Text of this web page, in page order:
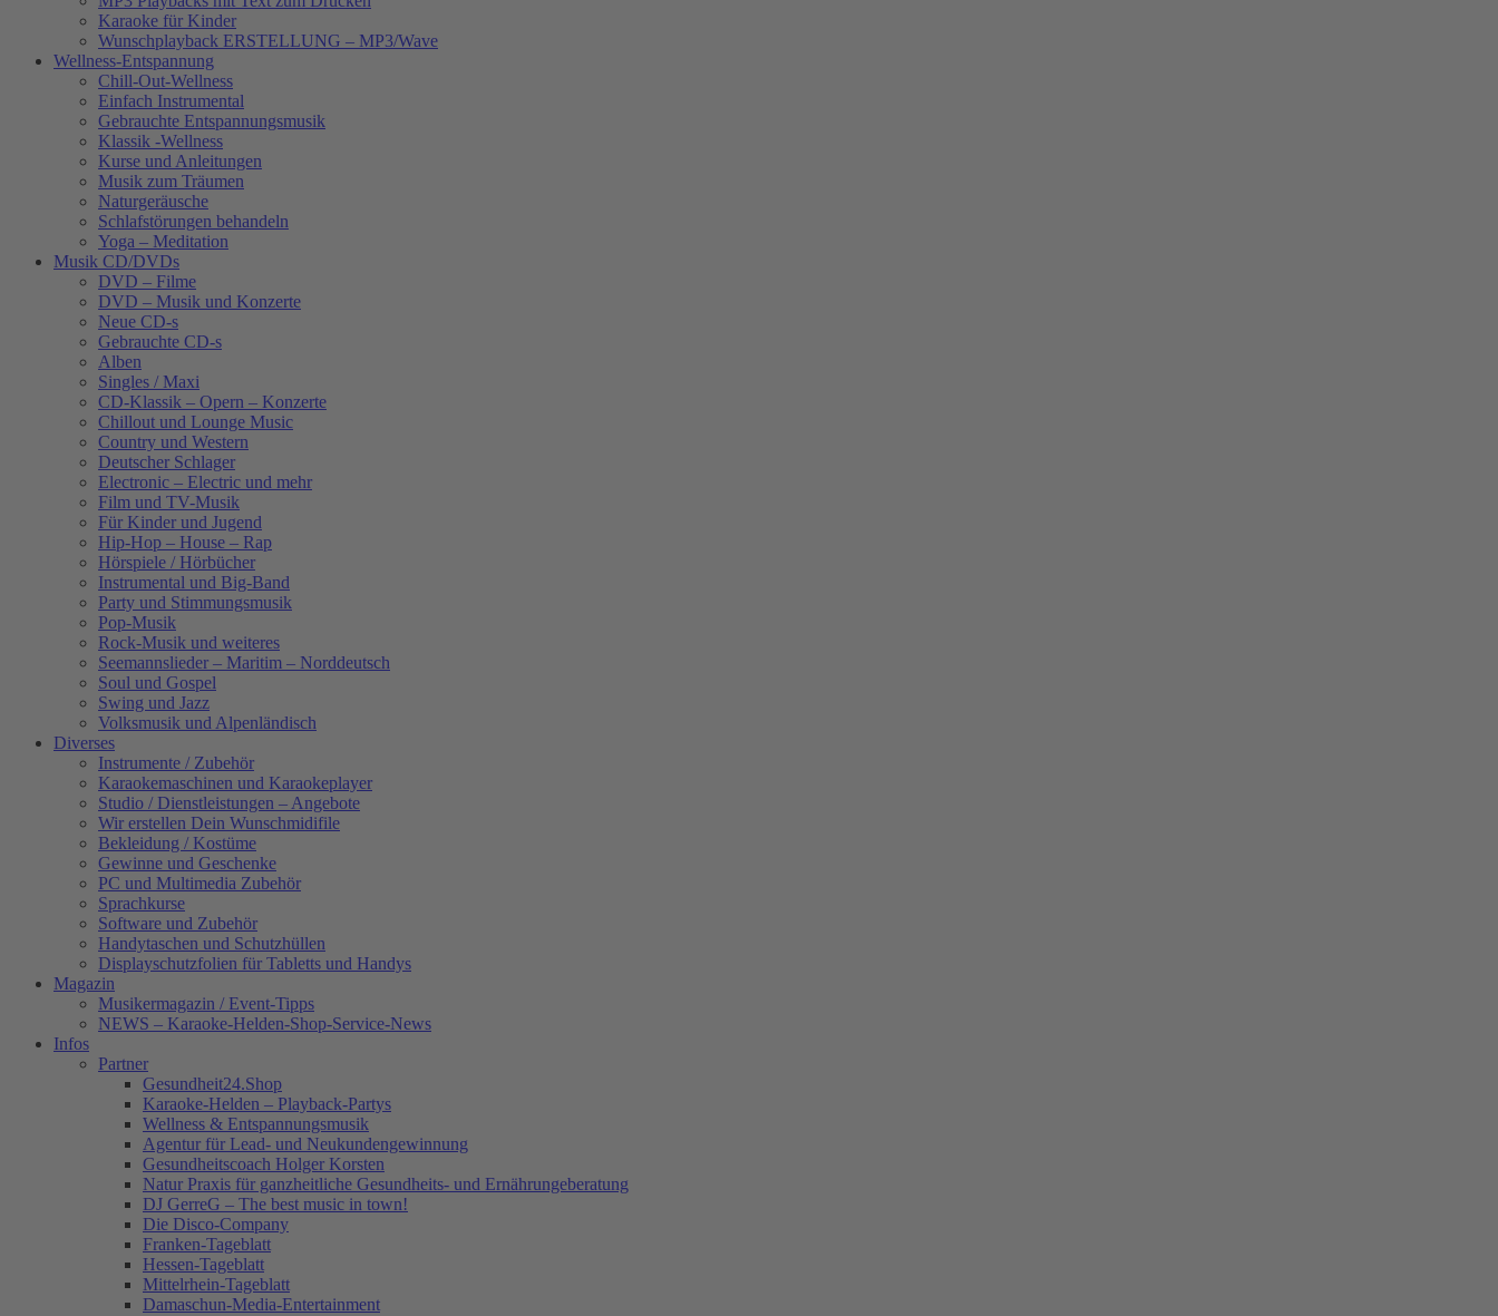
Karaoke für Kinder
Wunschplayback ERSTELLUNG – MP3/Wave
Wellness-Entspannung
Chill-Out-Wellness
Einfach Instrumental
Gebrauchte Entspannungsmusik
Klassik -Wellness
Kurse und Anleitungen
Musik zum Träumen
Naturgeräusche
Schlafstörungen behandeln
Yoga – Meditation
Musik CD/DVDs
DVD – Filme
DVD – Musik und Konzerte
Neue CD-s
Gebrauchte CD-s
Alben
Singles / Maxi
CD-Klassik – Opern – Konzerte
Chillout und Lounge Music
Country und Western
Deutscher Schlager
Electronic – Electric und mehr
Film und TV-Musik
Für Kinder und Jugend
Hip-Hop – House – Rap
Hörspiele / Hörbücher
Instrumental und Big-Band
Party und Stimmungsmusik
Pop-Musik
Rock-Musik und weiteres
Seemannslieder – Maritim – Norddeutsch
Soul und Gospel
Swing und Jazz
Volksmusik und Alpenländisch
Diverses
Instrumente / Zubehör
Karaokemaschinen und Karaokeplayer
Studio / Dienstleistungen – Angebote
Wir erstellen Dein Wunschmidifile
Bekleidung / Kostüme
Gewinne und Geschenke
PC und Multimedia Zubehör
Sprachkurse
Software und Zubehör
Handytaschen und Schutzhüllen
Displayschutzfolien für Tabletts und Handys
Magazin
Musikermagazin / Event-Tipps
NEWS – Karaoke-Helden-Shop-Service-News
Infos
Partner
Gesundheit24.Shop
Karaoke-Helden – Playback-Partys
Wellness & Entspannungsmusik
Agentur für Lead- und Neukundengewinnung
Gesundheitscoach Holger Korsten
Natur Praxis für ganzheitliche Gesundheits- und Ernährungeberatung
DJ GerreG – The best music in town!
Die Disco-Company
Franken-Tageblatt
Hessen-Tageblatt
Mittelrhein-Tageblatt
Damaschun-Media-Entertainment